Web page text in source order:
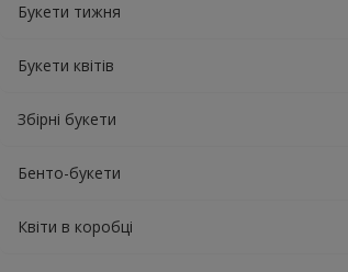
Букети тижня
Букети квітів
Збірні букети
Бенто-букети
Квіти в коробці